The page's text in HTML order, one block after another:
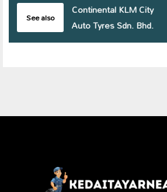
See also
Continental KLM City
Auto Tyres Sdn. Bhd.